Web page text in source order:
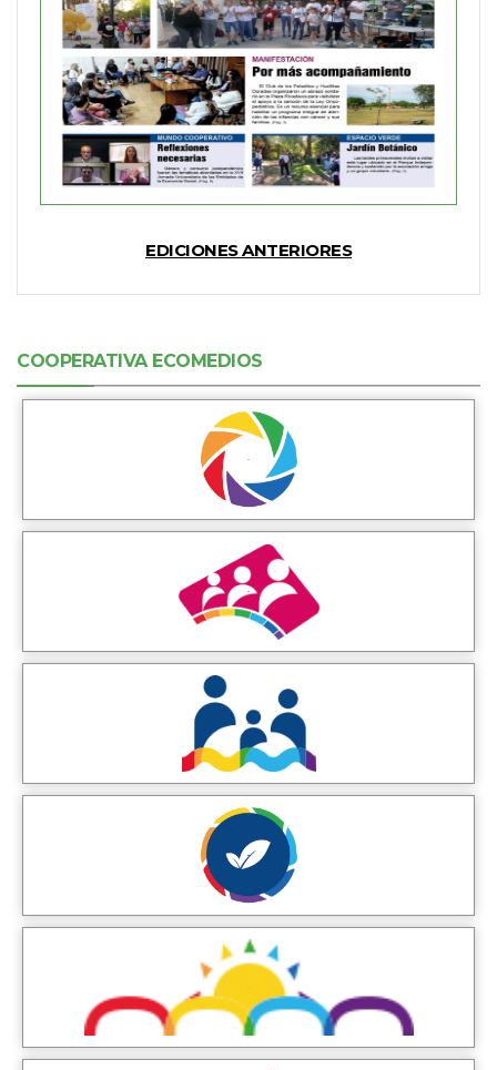
EDICIONES ANTERIORES
COOPERATIVA ECOMEDIOS